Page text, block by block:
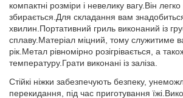
компактні розміри і невелику вагу.Він
збирається.Для складання вам
хвилин.Портативний гриль виконаний із
сплаву.Матеріал міцний, тому служитиме
рік.Метал рівномірно розігрівається, а
температуру.Грати виконані із заліза.
Стійкі ніжки забезпечують безпеку,
перекидання, під час приготування